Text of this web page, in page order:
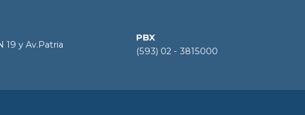
19 y Av.Patria
PBX
(593) 02 - 3815000